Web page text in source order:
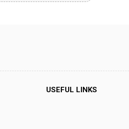
USEFUL LINKS